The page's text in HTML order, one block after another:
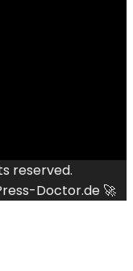
reserved.
Doctor.de 🚀